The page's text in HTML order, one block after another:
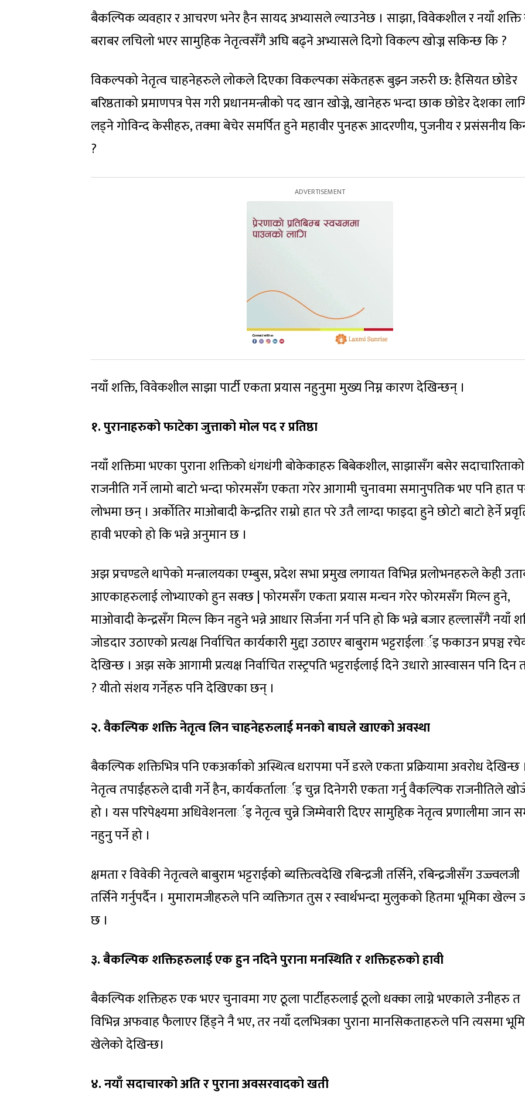
बैकल्पिक व्यवहार र आचरण भनेर हैन सायद अभ्यासले ल्याउनेछ । साझा, विवेकशील र नयाँ
बराबर लचिलो भएर सामुहिक नेतृत्वसँगै अघि बढ्ने अभ्यासले दिगो विकल्प खोज्न सकिन्छ कि ?
विकल्पको नेतृत्व चाहनेहरुले लोकले दिएका विकल्पका संकेतहरू बुझ्न जरुरी छ: हैसियत छोडेर
बरिष्ठताको प्रमाणपत्र पेस गरी प्रधानमन्त्रीको पद खान खोज्ने, खानेहरु भन्दा छाक छोडेर देशका
लड्ने गोविन्द केसीहरु, तक्मा बेचेर समर्पित हुने महावीर पुनहरू आदरणीय, पुजनीय र प्रसंसनीय
?
नयाँ शक्ति, विवेकशील साझा पार्टी एकता प्रयास नहुनुमा मुख्य निम्न कारण देखिन्छन् ।
१. पुरानाहरुको फाटेका जुत्ताको मोल पद र प्रतिष्ठा
नयाँ शक्तिमा भएका पुराना शक्तिको धंगधंगी बोकेकाहरु बिबेकशील, साझासँग बसेर सदाचारिताको
राजनीति गर्ने लामो बाटो भन्दा फोरमसँग एकता गरेर आगामी चुनावमा समानुपतिक भए पनि हात
लोभमा छन् । अर्कोतिर माओबादी केन्द्रतिर राम्रो हात परे उतै लाग्दा फाइदा हुने छोटो बाटो हेर्ने
हावी भएको हो कि भन्ने अनुमान छ ।
अझ प्रचण्डले थापेको मन्त्रालयका एम्बुस, प्रदेश सभा प्रमुख लगायत विभिन्न प्रलोभनहरुले केही
आएकाहरुलाई लोभ्याएको हुन सक्छ | फोरमसँग एकता प्रयास मन्चन गरेर फोरमसँग मिल्न हुने,
माओवादी केन्द्रसँग मिल्न किन नहुने भन्ने आधार सिर्जना गर्न पनि हो कि भन्ने बजार हल्लासँगै नयाँ
जोडदार उठाएको प्रत्यक्ष निर्वाचित कार्यकारी मुद्दा उठाएर बाबुराम भट्टराईलार्इ फकाउन प्रपञ्च
देखिन्छ । अझ सके आगामी प्रत्यक्ष निर्वाचित रास्ट्रपति भट्टराईलाई दिने उधारो आस्वासन पनि दिन
? यीतो संशय गर्नेहरु पनि देखिएका छन् ।
२. वैकल्पिक शक्ति नेतृत्व लिन चाहनेहरुलाई मनको बाघले खाएको अवस्था
बैकल्पिक शक्तिभित्र पनि एकअर्काको अस्थित्व धरापमा पर्ने डरले एकता प्रक्रियामा अवरोध देखिन्छ ।
नेतृत्व तपाईंहरुले दावी गर्ने हैन, कार्यकर्तालार्इ चुन्न दिनेगरी एकता गर्नु वैकल्पिक राजनीतिले
हो । यस परिपेक्ष्यमा अधिवेशनलार्इ नेतृत्व चुन्ने जिम्मेवारी दिएर सामुहिक नेतृत्व प्रणालीमा जान
नहुनु पर्ने हो ।
क्षमता र विवेकी नेतृत्वले बाबुराम भट्टराईको ब्यक्तित्वदेखि रबिन्द्रजी तर्सिने, रबिन्द्रजीसँग उज्ज्वलजी
तर्सिने गर्नुपर्दैन । मुमारामजीहरुले पनि व्यक्तिगत तुस र स्वार्थभन्दा मुलुकको हितमा भूमिका खेल्न
छ ।
३. बैकल्पिक शक्तिहरुलाई एक हुन नदिने पुराना मनस्थिति र शक्तिहरुको हावी
बैकल्पिक शक्तिहरु एक भएर चुनावमा गए ठूला पार्टीहरुलाई ठूलो धक्का लाग्ने भएकाले उनीहरु त
विभिन्न अफवाह फैलाएर हिंड्ने नै भए, तर नयाँ दलभित्रका पुराना मानसिकताहरुले पनि त्यसमा
खेलेको देखिन्छ।
४. नयाँ सदाचारको अति र पुराना अवसरवादको खती